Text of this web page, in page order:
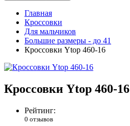
Главная
Кроссовки
Для мальчиков
Большие размеры - до 41
Кроссовки Ytop 460-16
Кроссовки Ytop 460-16
Рейтинг:
0 отзывов